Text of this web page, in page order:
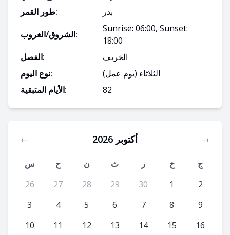
طور القمر:
بدر
الشروق/الغروب:
Sunrise: 06:00, Sunset:
18:00
الفصل:
الخريف
نوع اليوم:
الثلاثاء (يوم عمل)
الأيام المتبقية:
82
← أكتوبر 2026 →
س ح ن ث ر خ
ج
26
27 28 29 30 1
2
3
4 5 6 7 8
9
10
11 12 13 14 15 16